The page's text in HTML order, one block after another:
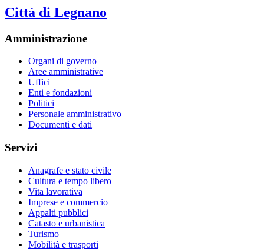
Città di Legnano
Amministrazione
Organi di governo
Aree amministrative
Uffici
Enti e fondazioni
Politici
Personale amministrativo
Documenti e dati
Servizi
Anagrafe e stato civile
Cultura e tempo libero
Vita lavorativa
Imprese e commercio
Appalti pubblici
Catasto e urbanistica
Turismo
Mobilità e trasporti